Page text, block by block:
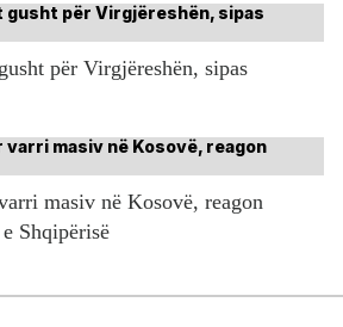
për Virgjëreshën, sipas
masiv në Kosovë, reagon
Shqipërisë